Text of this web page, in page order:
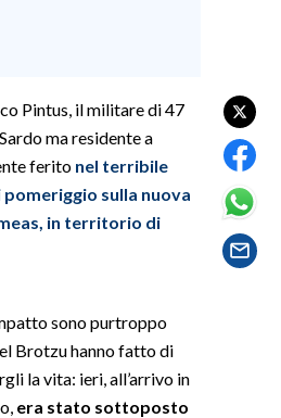
Pintus, il militare di 47
ma residente a
ferito nel terribile
sulla nuova
in territorio di
sono purtroppo
Brotzu hanno fatto di
la vita: ieri, all’arrivo in
era stato sottoposto